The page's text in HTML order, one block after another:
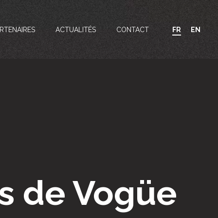
ACTUALITÉS CONTACT EN
FR
de Vogüe